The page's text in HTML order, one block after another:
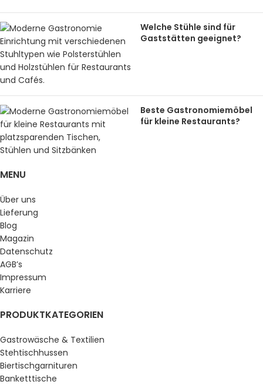
Welche Stühle sind für
Gaststätten geeignet?
Beste Gastronomiemöbel
für kleine Restaurants?
MENU
Über uns
Lieferung
Blog
Magazin
Datenschutz
AGB’s
Impressum
Karriere
PRODUKTKATEGORIEN
Gastrowäsche & Textilien
Stehtischhussen
Biertischgarnituren
Banketttische